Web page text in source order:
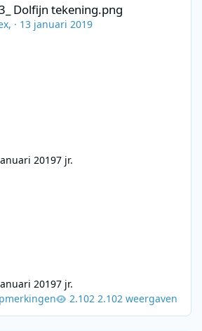
Dolfijn tekening.png
, · 13 januari 2019
20197 jr.
20197 jr.
2.102 weergaven